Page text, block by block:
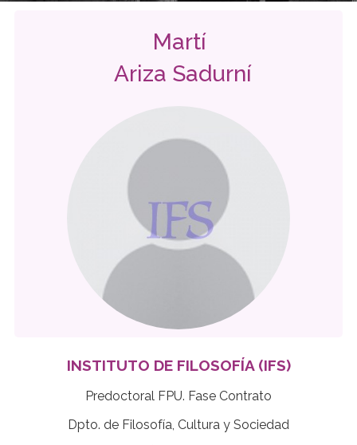
Martí
Ariza Sadurní
INSTITUTO DE FILOSOFÍA (IFS)
Predoctoral FPU. Fase Contrato
Dpto. de Filosofía, Cultura y Sociedad